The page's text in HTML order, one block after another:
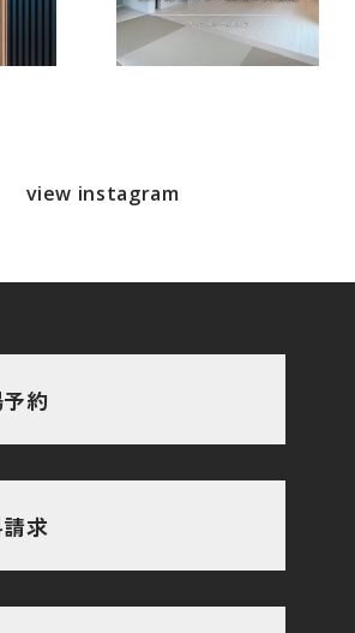
view instagram
約
求